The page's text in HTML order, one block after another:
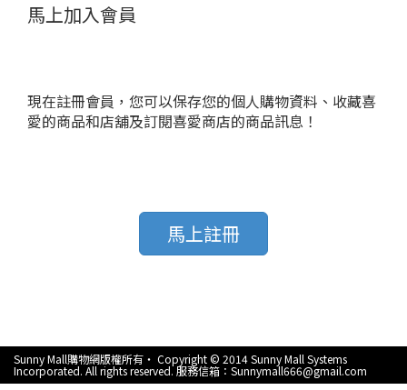
馬上加入會員
現在註冊會員，您可以保存您的個人購物資料、收藏喜
愛的商品和店舖及訂閱喜愛商店的商品訊息！
馬上註冊
Sunny Mall購物網版權所有‧ Copyright © 2014 Sunny Mall Systems
Incorporated. All rights reserved. 服務信箱：Sunnymall666@gmail.com